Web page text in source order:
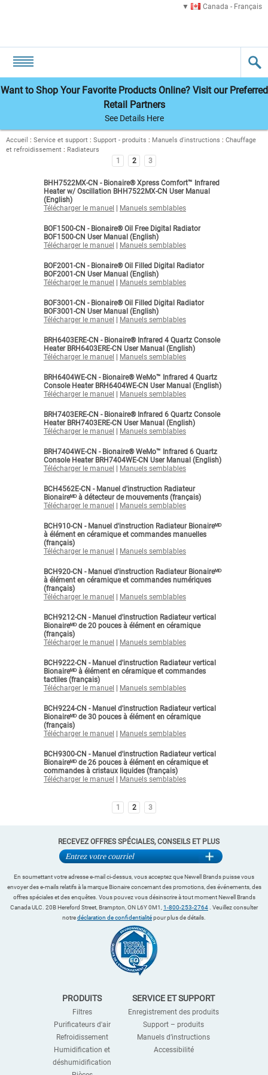
Canada - Français
Want to Shop Your Favorite Products Online? Visit our Preferred
Retail Partners
See Details Here
Accueil : Service et support : Support - produits : Manuels d'instructions : Chauffage
et refroidissement : Radiateurs
1 2 3
BHH7522MX-CN - Bionaire® Xpress Comfort™ Infrared
Heater w/ Oscillation BHH7522MX-CN User Manual
(English)
Télécharger le manuel
Manuels semblables
BOF1500-CN - Bionaire® Oil Free Digital Radiator
BOF1500-CN User Manual (English)
Télécharger le manuel
Manuels semblables
BOF2001-CN - Bionaire® Oil Filled Digital Radiator
BOF2001-CN User Manual (English)
Télécharger le manuel
Manuels semblables
BOF3001-CN - Bionaire® Oil Filled Digital Radiator
BOF3001-CN User Manual (English)
Télécharger le manuel
Manuels semblables
BRH6403ERE-CN - Bionaire® Infrared 4 Quartz Console
Heater BRH6403ERE-CN User Manual (English)
Télécharger le manuel
Manuels semblables
BRH6404WE-CN - Bionaire® WeMo™ Infrared 4 Quartz
Console Heater BRH6404WE-CN User Manual (English)
Télécharger le manuel
Manuels semblables
BRH7403ERE-CN - Bionaire® Infrared 6 Quartz Console
Heater BRH7403ERE-CN User Manual (English)
Télécharger le manuel
Manuels semblables
BRH7404WE-CN - Bionaire® WeMo™ Infrared 6 Quartz
Console Heater BRH7404WE-CN User Manual (English)
Télécharger le manuel
Manuels semblables
BCH4562E-CN - Manuel d'instruction Radiateur
Bionaireᴹᴰ à détecteur de mouvements (français)
Télécharger le manuel
Manuels semblables
BCH910-CN - Manuel d'instruction Radiateur Bionaireᴹᴰ
à élément en céramique et commandes manuelles
(français)
Télécharger le manuel
Manuels semblables
BCH920-CN - Manuel d'instruction Radiateur Bionaireᴹᴰ
à élément en céramique et commandes numériques
(français)
Télécharger le manuel
Manuels semblables
BCH9212-CN - Manuel d'instruction Radiateur vertical
Bionaireᴹᴰ de 20 pouces à élément en céramique
(français)
Télécharger le manuel
Manuels semblables
BCH9222-CN - Manuel d'instruction Radiateur vertical
Bionaireᴹᴰ à élément en céramique et commandes
tactiles (français)
Télécharger le manuel
Manuels semblables
BCH9224-CN - Manuel d'instruction Radiateur vertical
Bionaireᴹᴰ de 30 pouces à élément en céramique
(français)
Télécharger le manuel
Manuels semblables
BCH9300-CN - Manuel d'instruction Radiateur vertical
Bionaireᴹᴰ de 26 pouces à élément en céramique et
commandes à cristaux liquides (français)
Télécharger le manuel
Manuels semblables
1 2 3
RECEVEZ OFFRES SPÉCIALES, CONSEILS ET PLUS
En soumettant votre adresse e-mail ci-dessus, vous acceptez que Newell Brands puisse vous
envoyer des e-mails relatifs à la marque Bionaire concernant des promotions, des événements, des
offres spéciales et des enquêtes. Vous pouvez vous désinscrire à tout moment Newell Brands
Canada ULC. 20B Hereford Street, Brampton, ON L6Y 0M1, 1-800-253-2764
. Veuillez consulter
notredéclaration de confidentialitépour plus de détails.
PRODUITS
Filtres
Purificateurs d'air
Refroidissement
Humidification et
déshumidification
SERVICE ET SUPPORT
Enregistrement des produits
Support – produits
Manuels d’instructions
Accessibilité